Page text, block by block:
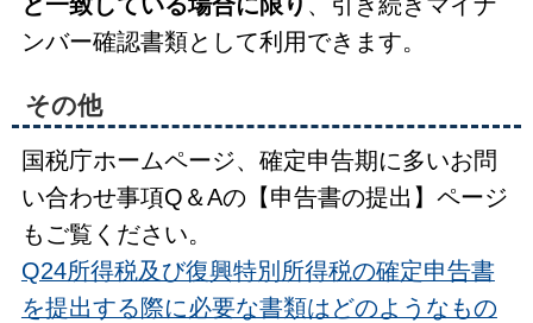
ンバー確認書類として利用できます。
その他
国税庁ホームページ、確定申告期に多いお問
い合わせ事項Q＆Aの【申告書の提出】ページ
もご覧ください。
Q24所得税及び復興特別所得税の確定申告書
を提出する際に必要な書類はどのようなもの